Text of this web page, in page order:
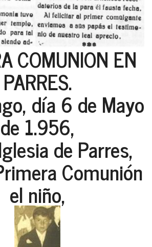
COMUNION EN
PARRES.
día 6 de Mayo
de 1.956,
de Parres,
Comunión
el niño,